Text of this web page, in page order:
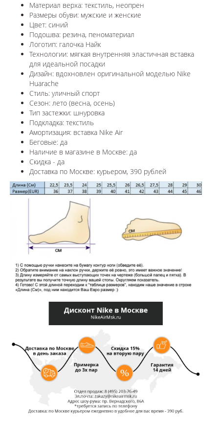
Материал верха: текстиль, неопрен
Размеры обуви: мужские и женские
Цвет: синий
Подошва: резина, пеноматериал
Логотип: галочка Найк
Технологии: мягкая внутренняя эластичная вставка
для идеальной посадки
Дизайн: вдохновлен оригинальной моделью Nike
Huarache
Стиль: уличный спорт
Сезон: лето (весна, осень)
Тип застежки: шнуровка
Подкладка: текстиль
Амортизация: вставка Nike Air
Беговые: да
Наличие в магазине в Москве: да
Скидка - да
Доставка по Москве: курьером, 390 рублей